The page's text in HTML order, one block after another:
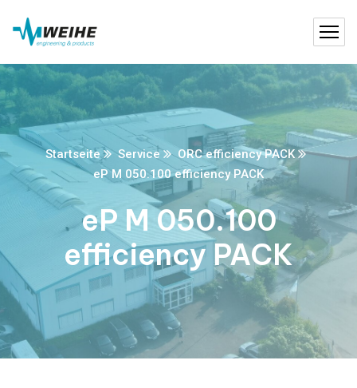
Startseite Service
ORC efficiency PACK
eP M 050.100 efficiency PACK
eP M 050.100
efficiency PACK